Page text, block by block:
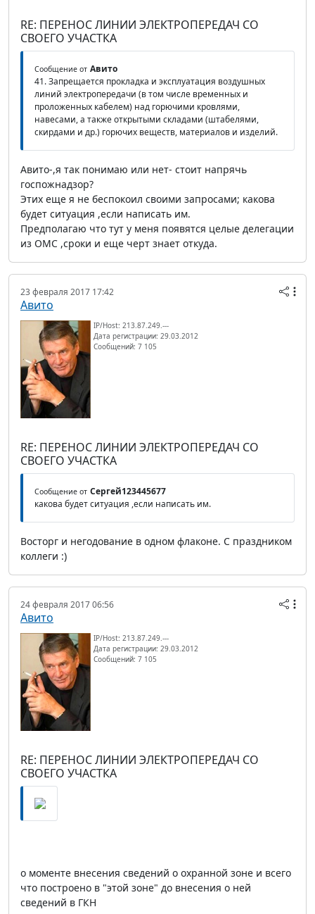
RE: ПЕРЕНОС ЛИНИИ ЭЛЕКТРОПЕРЕДАЧ СО
СВОЕГО УЧАСТКА
Сообщение от Авито
41. Запрещается прокладка и эксплуатация воздушных
линий электропередачи (в том числе временных и
проложенных кабелем) над горючими кровлями,
навесами, а также открытыми складами (штабелями,
скирдами и др.) горючих веществ, материалов и изделий.
Авито-,я так понимаю или нет- стоит напрячь
госпожнадзор?
Этих еще я не беспокоил своими запросами; какова
будет ситуация ,если написать им.
Предполагаю что тут у меня появятся целые делегации
из ОМС ,сроки и еще черт знает откуда.
23 февраля 2017 17:42
Авито
IP/Host: 213.87.249.---
Дата регистрации: 29.03.2012
Сообщений: 7 105
RE: ПЕРЕНОС ЛИНИИ ЭЛЕКТРОПЕРЕДАЧ СО
СВОЕГО УЧАСТКА
Сообщение от Сергей123445677
какова будет ситуация ,если написать им.
Восторг и негодование в одном флаконе. С праздником
коллеги :)
24 февраля 2017 06:56
Авито
IP/Host: 213.87.249.---
Дата регистрации: 29.03.2012
Сообщений: 7 105
RE: ПЕРЕНОС ЛИНИИ ЭЛЕКТРОПЕРЕДАЧ СО
СВОЕГО УЧАСТКА
о моменте внесения сведений о охранной зоне и всего
что построено в "этой зоне" до внесения о ней
сведений в ГКН